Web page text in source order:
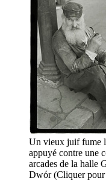
Un vieux juif fume
appuyé contre une
arcades de la halle
Dwór (Cliquer pour